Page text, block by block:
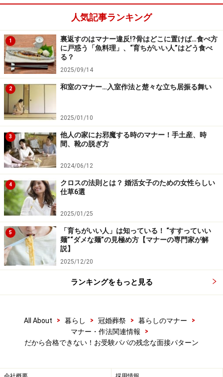
ろを率直に指摘していくことで、お互いの信頼関係を築
き上げていきます。
それにより、ご自身の欠点や弱みを素直に受け入れ、心
配されていたお母さまも驚くほどの変化が見られるよう
になります。大切なことは、有能なお受験パパの意識を
変えること。まずは、お父さまのご性格をよくご存じで
あるお母さまが、“お受験パパ意識改革”を試してみてく
ださい。
次のページでは、合格への道を完全に閉ざしてしまうか
も？
お受験パパのさらなる取り返しのつかないパターンをご
紹介！
※記事内容は執筆時点のものです。最新の内容をご確認くださ
い。
1/2 次のページへ
人気記事ランキング
1
裏返すのはマナー違反!?骨はどこに置けば…食べ方
に戸惑う「魚料理」、“育ちがいい人”はどう食べ
る？
2025/09/14
2 和室のマナー…入室作法と楚々な立ち居振る舞い
2025/01/10
3
他人の家にお邪魔する時のマナー！手土産、時
間、靴の脱ぎ方
2024/06/12
4
クロスの法則とは？ 婚活女子のための女性らしい
仕草6選
2025/01/25
5
「育ちがいい人」は知っている！ “すすっていい
麺”“ダメな麺”の見極め方【マナーの専門家が解
説】
2025/12/20
ランキングをもっと見る
All About > 暮らし > 冠婚葬祭 > 暮らしのマナー
>
マナー・作法関連情報
>
だから合格できない！お受験パパの残念な面接パターン